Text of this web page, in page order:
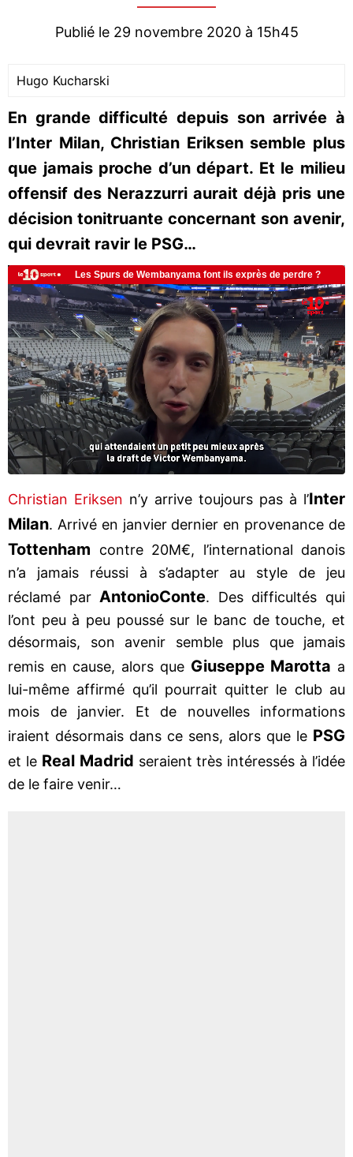
Publié le 29 novembre 2020 à 15h45
Hugo Kucharski
En grande difficulté depuis son arrivée à
l’Inter Milan, Christian Eriksen semble plus
que jamais proche d’un départ. Et le milieu
offensif des Nerazzurri aurait déjà pris une
décision tonitruante concernant son avenir,
qui devrait ravir le PSG…
Christian Eriksen n’y arrive toujours pas à l’Inter
Milan. Arrivé en janvier dernier en provenance de
Tottenham contre 20M€, l’international danois
n’a jamais réussi à s’adapter au style de jeu
réclamé par AntonioConte. Des difficultés qui
l’ont peu à peu poussé sur le banc de touche, et
désormais, son avenir semble plus que jamais
remis en cause, alors que Giuseppe Marotta a
lui-même affirmé qu’il pourrait quitter le club au
mois de janvier. Et de nouvelles informations
iraient désormais dans ce sens, alors que le PSG
et le Real Madrid seraient très intéressés à l’idée
de le faire venir…